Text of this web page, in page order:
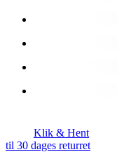
Klik & Hent
til 30 dages returret